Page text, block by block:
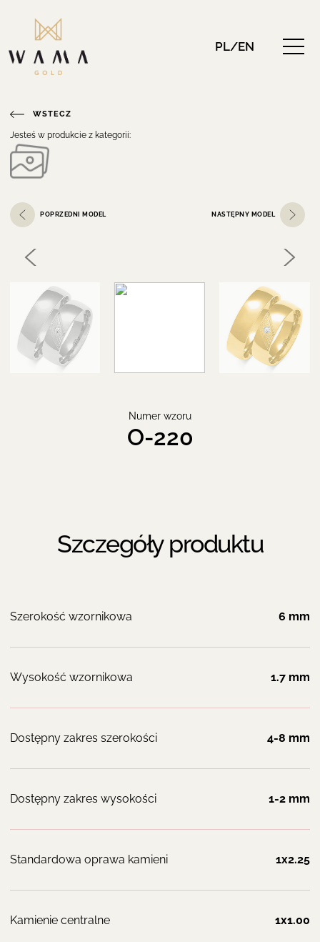
PL/EN
WSTECZ
Jesteś w produkcie z kategorii:
POPRZEDNI MODEL NASTĘPNY MODEL
Numer wzoru
O-220
Szczegóły produktu
Szerokość wzornikowa 6 mm
Wysokość wzornikowa 1.7 mm
Dostępny zakres szerokości 4-8 mm
Dostępny zakres wysokości 1-2 mm
Standardowa oprawa kamieni 1x2.25
Kamienie centralne 1x1.00